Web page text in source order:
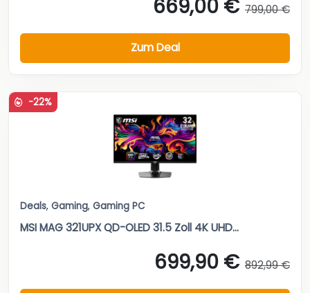
669,00 € 799,00 €
Zum Deal
-22%
Deals, Gaming, Gaming PC
MSI MAG 321UPX QD-OLED 31.5 Zoll 4K UHD...
699,90 € 892,99 €